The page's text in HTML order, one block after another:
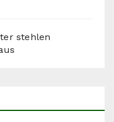
stehlen